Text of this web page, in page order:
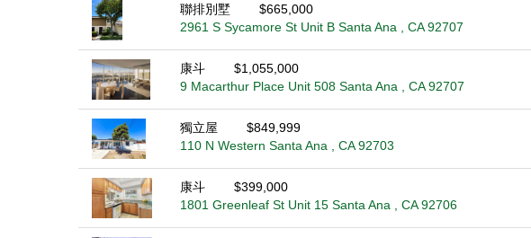
聯排別墅
$665,000
2961 S Sycamore St Unit B Santa Ana , CA 92707
康斗
$1,055,000
9 Macarthur Place Unit 508 Santa Ana , CA 92707
獨立屋
$849,999
110 N Western Santa Ana , CA 92703
康斗
$399,000
1801 Greenleaf St Unit 15 Santa Ana , CA 92706